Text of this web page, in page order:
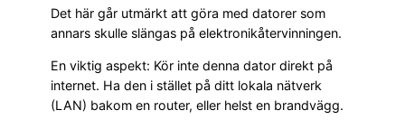
Det här går utmärkt att göra med datorer som
annars skulle slängas på elektronikåtervinningen.
En viktig aspekt: Kör inte denna dator direkt på
internet. Ha den i stället på ditt lokala nätverk
(LAN) bakom en router, eller helst en brandvägg.